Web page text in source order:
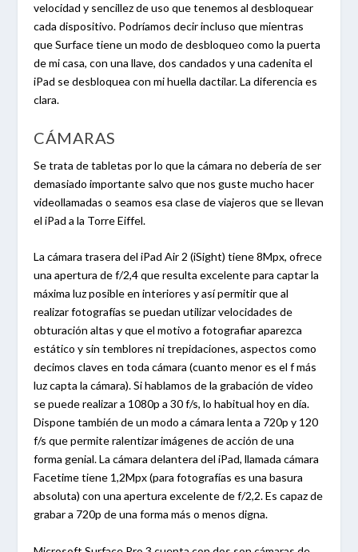
velocidad y sencillez de uso que tenemos al desbloquear
cada dispositivo. Podríamos decir incluso que mientras
que Surface tiene un modo de desbloqueo como la puerta
de mi casa, con una llave, dos candados y una cadenita el
iPad se desbloquea con mi huella dactilar. La diferencia es
clara.
CÁMARAS
Se trata de tabletas por lo que la cámara no debería de ser
demasiado importante salvo que nos guste mucho hacer
videollamadas o seamos esa clase de viajeros que se llevan
el iPad a la Torre Eiffel.
La cámara trasera del iPad Air 2 (iSight) tiene 8Mpx, ofrece
una apertura de f/2,4 que resulta excelente para captar la
máxima luz posible en interiores y así permitir que al
realizar fotografías se puedan utilizar velocidades de
obturación altas y que el motivo a fotografiar aparezca
estático y sin temblores ni trepidaciones, aspectos como
decimos claves en toda cámara (cuanto menor es el f más
luz capta la cámara). Si hablamos de la grabación de video
se puede realizar a 1080p a 30 f/s, lo habitual hoy en día.
Dispone también de un modo a cámara lenta a 720p y 120
f/s que permite ralentizar imágenes de acción de una
forma genial. La cámara delantera del iPad, llamada cámara
Facetime tiene 1,2Mpx (para fotografías es una basura
absoluta) con una apertura excelente de f/2,2. Es capaz de
grabar a 720p de una forma más o menos digna.